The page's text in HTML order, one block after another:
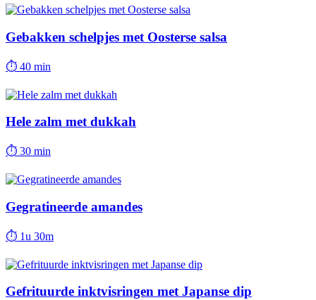
Gebakken schelpjes met Oosterse salsa
⏱ 40 min
Hele zalm met dukkah
⏱ 30 min
Gegratineerde amandes
⏱ 1u 30m
Gefrituurde inktvisringen met Japanse dip